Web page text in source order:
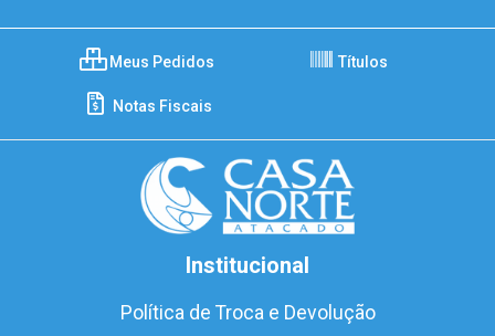
Meus Pedidos Títulos
Notas Fiscais
Institucional
Política de Troca e Devolução